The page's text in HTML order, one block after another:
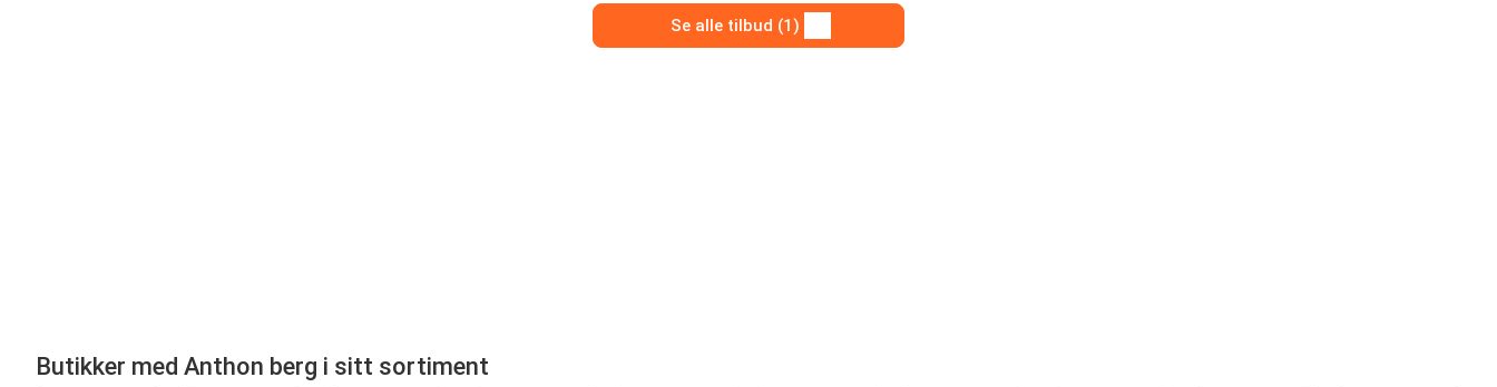
Se alle tilbud (1)
Butikker med Anthon berg i sitt sortiment